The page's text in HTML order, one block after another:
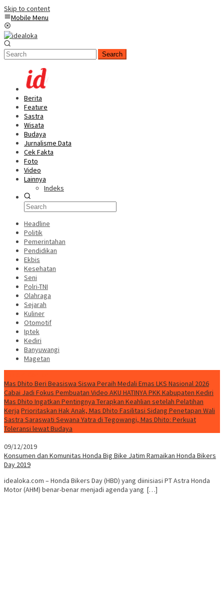
Skip to content
Mobile Menu
Search
Berita
Feature
Sastra
Wisata
Budaya
Jurnalisme Data
Cek Fakta
Foto
Video
Lainnya
Indeks
Headline
Politik
Pemerintahan
Pendidikan
Ekbis
Kesehatan
Seni
Polri-TNI
Olahraga
Sejarah
Kuliner
Otomotif
Iptek
Kediri
Banyuwangi
Magetan
Mas Dhito Beri Beasiswa Siswa Peraih Medali Emas LKS Nasional 2026
Cabai Jadi Fokus Pembuatan Video AKU HATINYA PKK Kabupaten Kediri
Mas Dhito Ingatkan Pentingnya Terapkan Keahlian setelah Pelatihan
Kerja Prioritaskan Hak Anak, Mas Dhito Fasilitasi Sidang Penetapan Wali
Sastra Saraswati Sewana Yatra di Tegowangi, Mas Dhito: Perkuat
Toleransi lewat Budaya
09/12/2019
Konsumen dan Komunitas Honda Big Bike Jatim Ramaikan Honda Bikers
Day 2019
idealoka.com – Honda Bikers Day (HBD) yang diinisiasi PT Astra Honda
Motor (AHM) benar-benar menjadi agenda yang […]